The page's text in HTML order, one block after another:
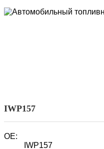
IWP157
OE:
IWP157